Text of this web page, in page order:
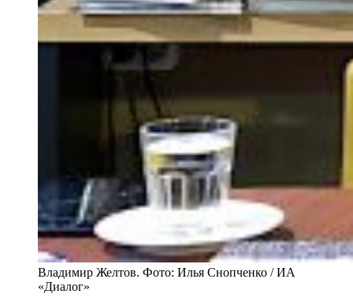
Владимир Желтов. Фото: Илья Снопченко / ИА
«Диалог»